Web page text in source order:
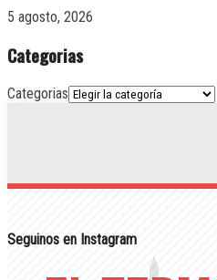
5 agosto, 2026
Categorias
Categorias
Seguinos en Instagram